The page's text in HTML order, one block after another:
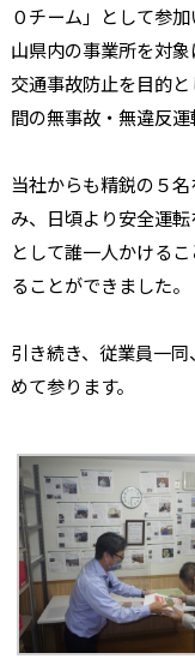
０チーム」として参
山県内の事業所を対
交通事故防止を目的と
間の無事故・無違反運
当社からも精鋭の５
み、日頃より安全運
として誰一人かけるこ
ることができました。
引き続き、従業員一
めて参ります。